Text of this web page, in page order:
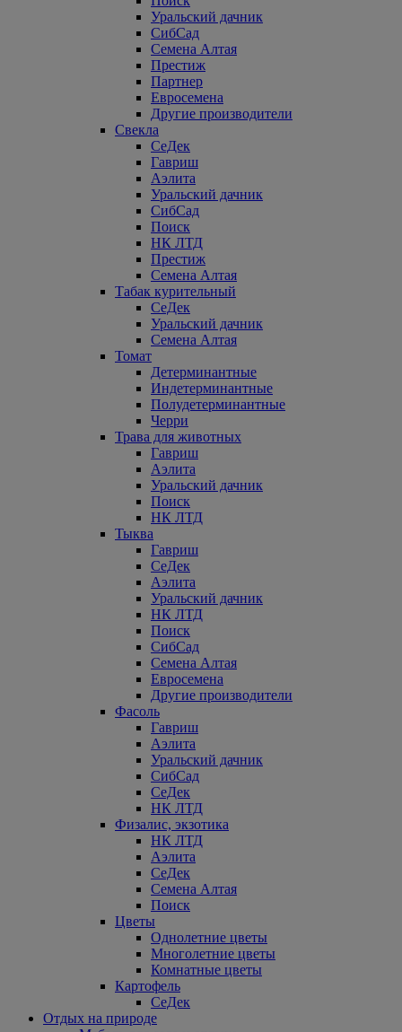
Уральский дачник
СибСад
Семена Алтая
Престиж
Партнер
Евросемена
Другие производители
Свекла
СеДек
Гавриш
Аэлита
Уральский дачник
СибСад
Поиск
НК ЛТД
Престиж
Семена Алтая
Табак курительный
СеДек
Уральский дачник
Семена Алтая
Томат
Детерминантные
Индетерминантные
Полудетерминантные
Черри
Трава для животных
Гавриш
Аэлита
Уральский дачник
Поиск
НК ЛТД
Тыква
Гавриш
СеДек
Аэлита
Уральский дачник
НК ЛТД
Поиск
СибСад
Семена Алтая
Евросемена
Другие производители
Фасоль
Гавриш
Аэлита
Уральский дачник
СибСад
СеДек
НК ЛТД
Физалис, экзотика
НК ЛТД
Аэлита
СеДек
Семена Алтая
Поиск
Цветы
Однолетние цветы
Многолетние цветы
Комнатные цветы
Картофель
СеДек
Отдых на природе